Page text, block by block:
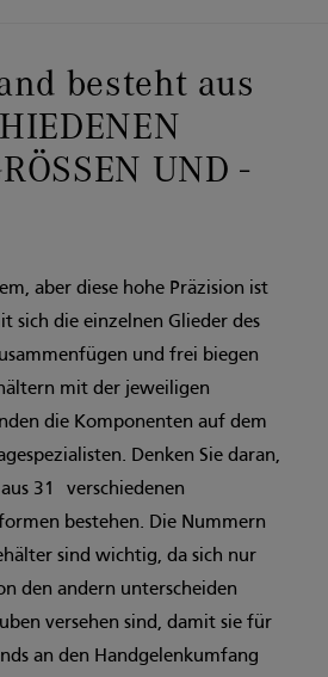
besteht aus
UND -
aber diese hohe Präzision ist
sich die einzelnen Glieder des
und frei biegen
mit der jeweiligen
die Komponenten auf dem
Denken Sie daran,
31 verschiedenen
bestehen. Die Nummern
sind wichtig, da sich nur
den andern unterscheiden
versehen sind, damit sie für
an den Handgelenkumfang